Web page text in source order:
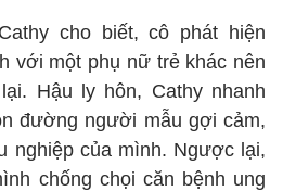
cho biết, cô phát hiện
với một phụ nữ trẻ khác nên
Hậu ly hôn, Cathy nhanh
đường người mẫu gợi cảm,
nghiệp của mình. Ngược lại,
chống chọi căn bệnh ung